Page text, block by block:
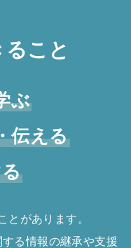
こと
ぶ
伝える
とがあります。
る情報の継承や支援